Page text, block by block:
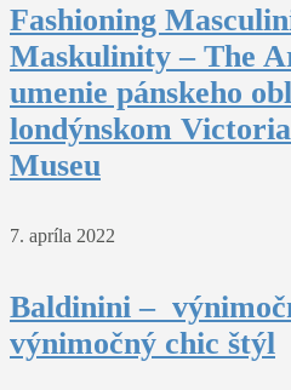
Fashioning
Maskulinity – The
umenie pánskeho
londýnskom
Museu
7. apríla 2022
Baldinini –
výnimočný chic štýl